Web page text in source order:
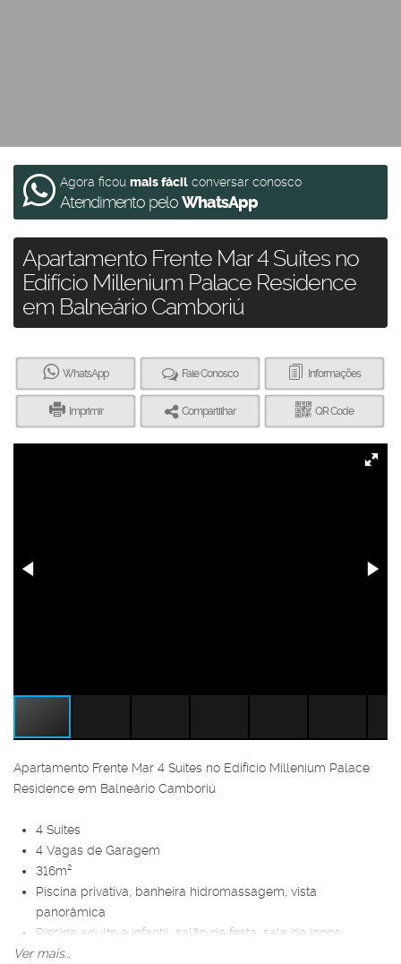
Agora ficou mais fácil conversar conosco
Atendimento peloWhatsApp
Apartamento Frente Mar 4 Suítes no
Edifício Millenium Palace Residence
em Balneário Camboriú
WhatsApp Fale Conosco Informações
Imprimir Compartilhar QR Code
Apartamento Frente Mar 4 Suítes no Edifício Millenium Palace
Residence em Balneário Camboriú
4 Suítes
4 Vagas de Garagem
316m²
Piscina privativa, banheira hidromassagem, vista
panorâmica
Piscina adulto e infantil, salão de festa, sala de jogos,
academia, spa
Ver mais...